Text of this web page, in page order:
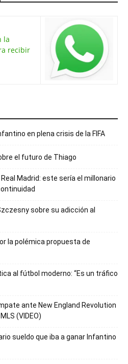
la
recibir
en plena crisis de la FIFA
el futuro de Thiago
Madrid: este sería el millonario
sobre su adicción al
la polémica propuesta de
al fútbol moderno: “Es un tráfico
ante New England Revolution
(VIDEO)
sueldo que iba a ganar Infantino